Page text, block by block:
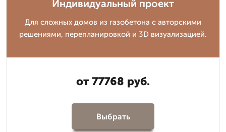
Индивидуальный проект
Для сложных домов из газобетона с авторскими
решениями, перепланировкой и 3D визуализацией.
от 77768 руб.
Выбрать